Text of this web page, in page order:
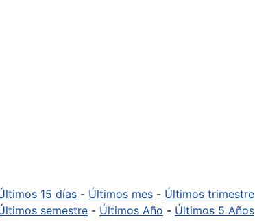
15 días - Últimos mes - Últimos trimestre
semestre - Últimos Año - Últimos 5 Años